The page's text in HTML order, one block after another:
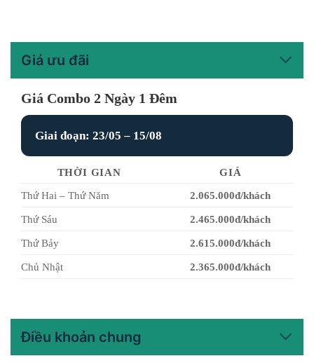
Giá ưu đãi
Giá Combo 2 Ngày 1 Đêm
Giai đoạn: 23/05 – 15/08
THỜI GIAN
GIÁ
Thứ Hai – Thứ Năm
2.065.000đ/khách
Thứ Sáu
2.465.000đ/khách
Thứ Bảy
2.615.000đ/khách
Chủ Nhật
2.365.000đ/khách
Điều khoản chung